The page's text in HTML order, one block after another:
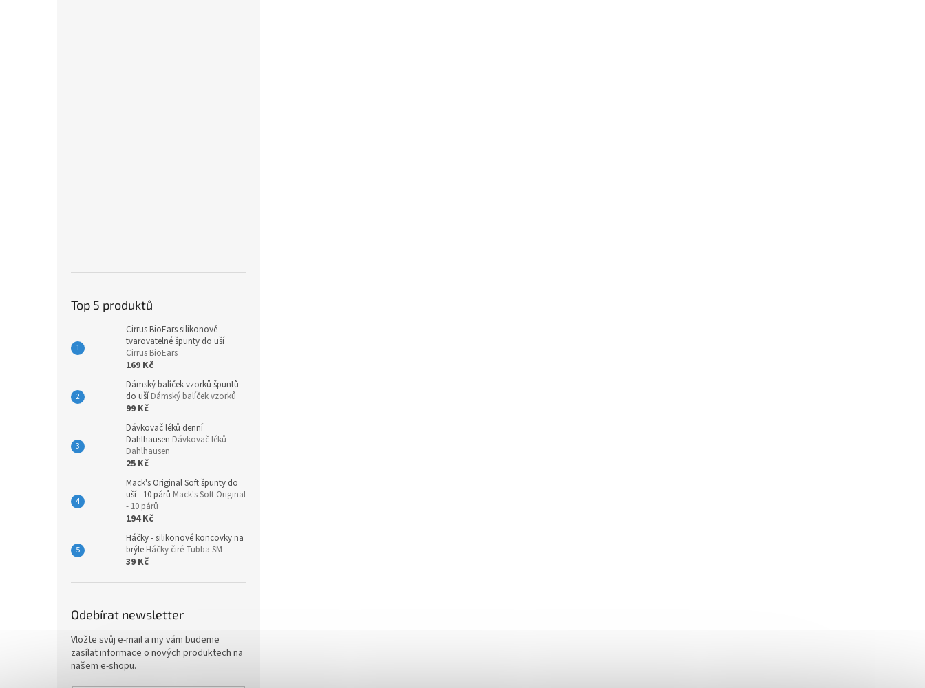
Top 5 produktů
Cirrus BioEars silikonové
tvarovatelné špunty do uší
Cirrus BioEars
169 Kč
Dámský balíček vzorků špuntů
do uší Dámský balíček vzorků
99 Kč
Dávkovač léků denní
Dahlhausen Dávkovač léků
Dahlhausen
25 Kč
Mack's Original Soft špunty do
uší - 10 párů Mack's Soft Original
- 10 párů
194 Kč
Háčky - silikonové koncovky na
brýle Háčky čiré Tubba SM
39 Kč
Odebírat newsletter
Vložte svůj e-mail a my vám budeme
zasílat informace o nových produktech na
našem e-shopu.